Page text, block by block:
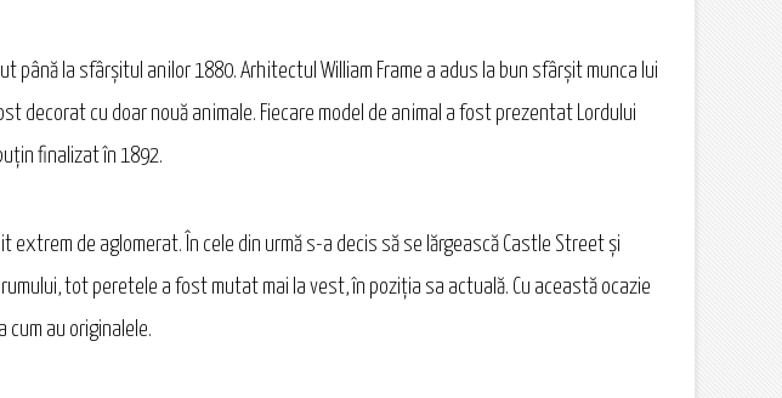
la sfârșitul anilor 1880. Arhitectul William Frame a adus la bun sfârşit munca lui
decorat cu doar nouă animale. Fiecare model de animal a fost prezentat Lordului
finalizat în 1892.
de aglomerat. În cele din urmă s-a decis să se lărgească Castle Street și
tot peretele a fost mutat mai la vest, în poziția sa actuală. Cu această ocazie
au originalele.